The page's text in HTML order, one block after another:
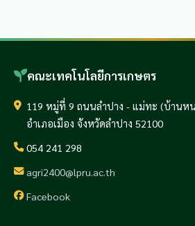
คณะเทคโนโลยีการเกษตร
119 หมู่ที่ 9 ถนนลำปาง - แม่ทะ (บ้านห
อำเภอเมือง จังหวัดลำปาง 52100
054 241 298
agri2400@lpru.ac.th
Facebook